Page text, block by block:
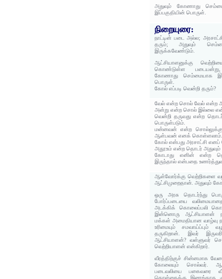
அதுவும் கோணாது
இப்பகுதியின் பொருள்.
நிறையுரை:
நாட்டின் படை அல்ல;
தரும்; அதுவும்
இருக்கவேண்டும்.
ஆட்சியாளனுக்கு
கொண்டுள்ள
கோணாது செம்மையாக
பொருள்.
கோல் எப்படி வென்றி தரும்?
வேல் என்ற சொல் வேல் என்ற
அன்று என்ற சொல் இல்லை
வென்றி தருவது என்ற
பொருள்படும்.
மன்னவன் என்ற
ஆள்பவன் எனக்
கோல் என்பது அரசாட்சி எனப்
அதூஉம் என்ற தொடர் அதுவும்
கோடாது எனின் என்ற
இருந்தால் என்பதை
ஆள்வோர்க்கு வெற்றிகளை
ஆட்சிமுறைதான். அதுவும்
ஒரு அரசு தொடர்ந்து
போர்ப்படையை
அடக்கிக் கொலைப்பலி
இன்னொரு ஆட்சியாளன்
மக்கள் அமைதியான வாழ்வு
உரிமையும்
தருகிறான். இவர்
ஆட்சியாளன்? வள்ளுவர்
வெற்றியாளன் என்கிறார்.
வீரத்திற்குச் சின்னமாக
கோலையும் சொல்வர்.
படைவலியை பகைவரை
கொள்கைக்கு இணங்காத